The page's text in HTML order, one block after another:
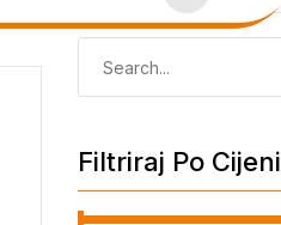
Filtriraj Po Cijeni